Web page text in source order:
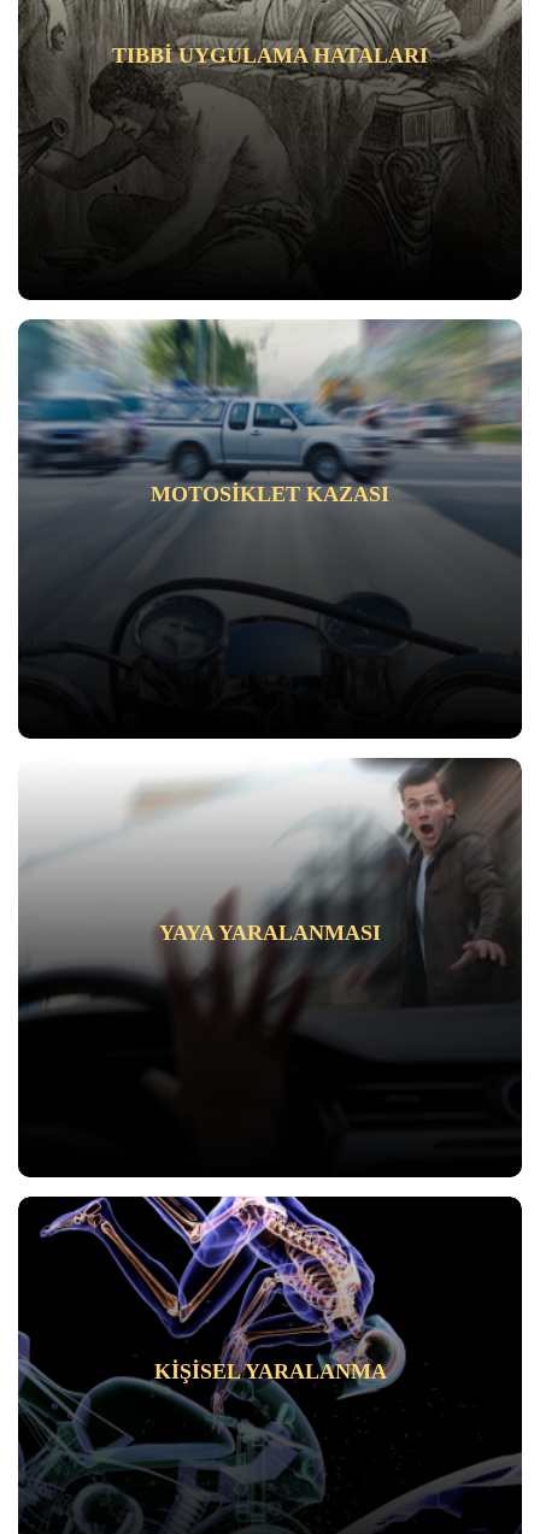
TIBBI UYGULAMA HATALARI
MOTOSIKLET KAZASI
YAYA YARALANMASI
KIŞISEL YARALANMA